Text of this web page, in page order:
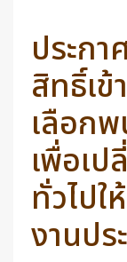
ประก
สิทธิ์เ
เลือก
เพื่อเป
ทั่วไป
งานปร